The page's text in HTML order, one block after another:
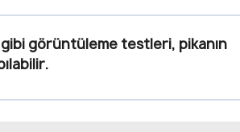
görüntüleme testleri, pikanın